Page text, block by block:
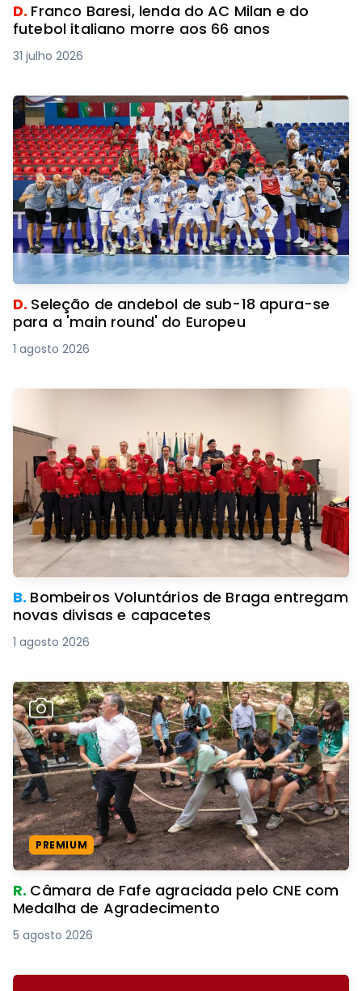
D. Franco Baresi, lenda do AC Milan e do
futebol italiano morre aos 66 anos
31 julho 2026
D. Seleção de andebol de sub-18 apura-se
para a 'main round' do Europeu
1 agosto 2026
B. Bombeiros Voluntários de Braga entregam
novas divisas e capacetes
1 agosto 2026
PREMIUM
R. Câmara de Fafe agraciada pelo CNE com
Medalha de Agradecimento
5 agosto 2026